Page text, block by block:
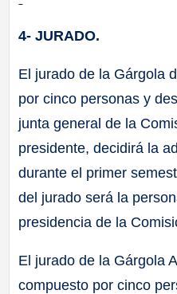
4- JURADO.
El jurado de la Gárgola
por cinco personas y
junta general de la
presidente, decidirá la
durante el primer
del jurado será la
presidencia de la
El jurado de la Gárgola
compuesto por cinco